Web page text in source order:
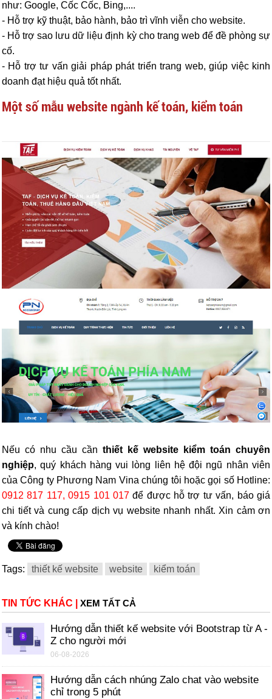
như: Google, Cốc Cốc, Bing,....
- Hỗ trợ kỹ thuật, bảo hành, bảo trì vĩnh viễn cho website.
- Hỗ trợ sao lưu dữ liệu định kỳ cho trang web để đề phòng sự
cố.
- Hỗ trợ tư vấn giải pháp phát triển trang web, giúp việc kinh
doanh đạt hiệu quả tốt nhất.
Một số mẫu website ngành kế toán, kiểm toán
Nếu có nhu cầu cần thiết kế website kiểm toán chuyên
nghiệp, quý khách hàng vui lòng liên hệ đội ngũ nhân viên
của Công ty Phương Nam Vina chúng tôi hoặc gọi số Hotline:
0912 817 117, 0915 101 017để được hỗ trợ tư vấn, báo giá
chi tiết và cung cấp dịch vụ website nhanh nhất. Xin cảm ơn
và kính chào!
Tags: thiết kế website website kiểm toán
TIN TỨC KHÁC XEM TẤT CẢ
Hướng dẫn thiết kế website với Bootstrap từ A -
Z cho người mới
06-08-2026
Hướng dẫn cách nhúng Zalo chat vào website
chỉ trong 5 phút